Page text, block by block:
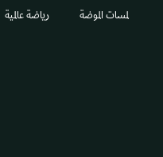
لمسات الموضة رياضة عالمية